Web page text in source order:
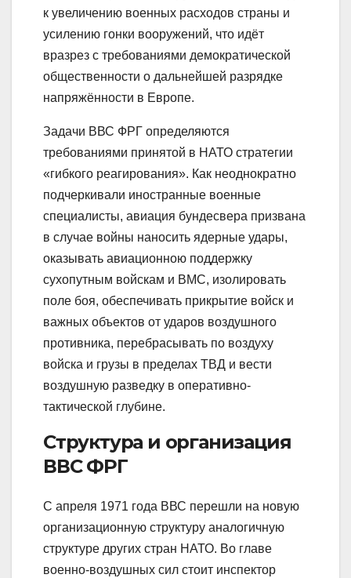
к увеличению военных расходов страны и
усилению гонки вооружений, что идёт
вразрез с требованиями демократической
общественности о дальнейшей разрядке
напряжённости в Европе.
Задачи ВВС ФРГ определяются
требованиями принятой в НАТО стратегии
«гибкого реагирования». Как неоднократно
подчеркивали иностранные военные
специалисты, авиация бундесвера призвана
в случае войны наносить ядерные удары,
оказывать авиационною поддержку
сухопутным войскам и ВМС, изолировать
поле боя, обеспечивать прикрытие войск и
важных объектов от ударов воздушного
противника, перебрасывать по воздуху
войска и грузы в пределах ТВД и вести
воздушную разведку в оперативно-
тактической глубине.
Структура и организация
ВВС ФРГ
С апреля 1971 года ВВС перешли на новую
организационную структуру аналогичную
структуре других стран НАТО. Во главе
военно-воздушных сил стоит инспектор